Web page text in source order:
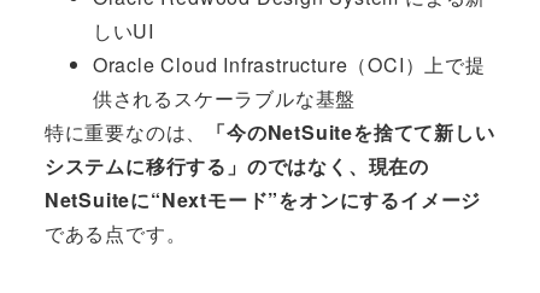
しいUI
Oracle Cloud Infrastructure（OCI）上で提
供されるスケーラブルな基盤
特に重要なのは、
「今のNetSuiteを捨てて新しい
システムに移行する」のではなく、現在の
NetSuiteに“Nextモード”をオンにするイメージ
である点です。